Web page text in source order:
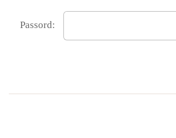
Passord: